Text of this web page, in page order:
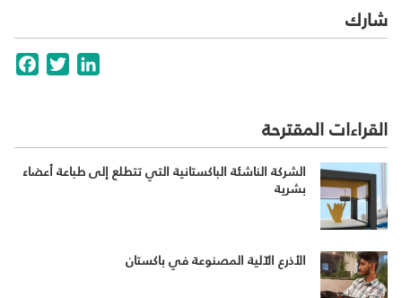
شارك
TwitterLinkedIn
القراءات المقترحة
الشركة الناشئة الباكستانية التي تتطلع إلى طباعة أعضاء
بشرية
الأذرع الآلية المصنوعة في باكستان